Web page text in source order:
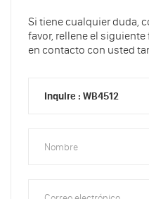
Si tiene cualquier duda,
favor, rellene el
en contacto con usted